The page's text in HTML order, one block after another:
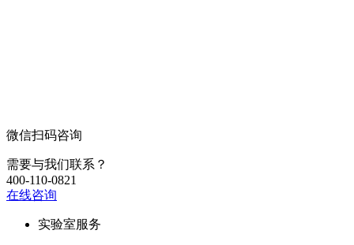
微信扫码咨询
需要与我们联系？
400-110-0821
在线咨询
实验室服务